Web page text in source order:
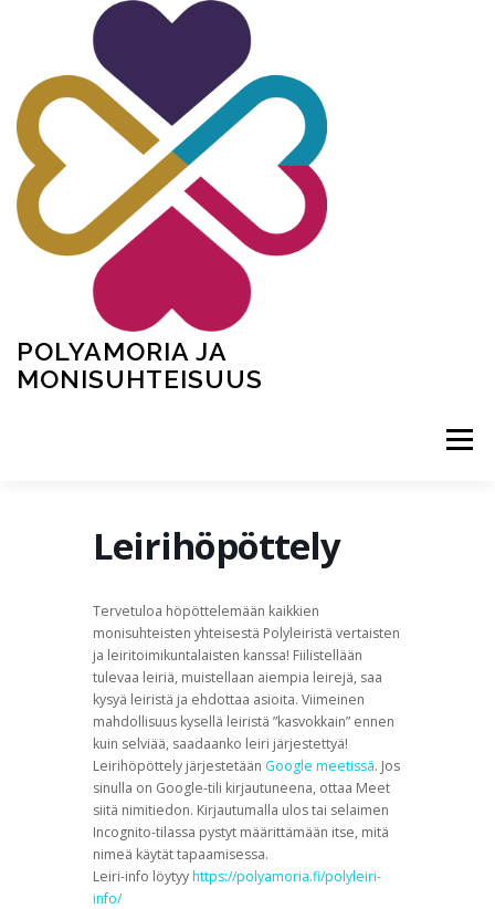
POLYAMORIA JA
MONISUHTEISUUS
Valikko
YHDISTYS KAUPPA YHTEYSTIEDOT
Leirihöpöttely
Tervetuloa höpöttelemään kaikkien
monisuhteisten yhteisestä Polyleiristä vertaisten
ja leiritoimikuntalaisten kanssa! Fiilistellään
tulevaa leiriä, muistellaan aiempia leirejä, saa
kysyä leiristä ja ehdottaa asioita. Viimeinen
mahdollisuus kysellä leiristä ”kasvokkain” ennen
kuin selviää, saadaanko leiri järjestettyä!
Leirihöpöttely järjestetään Google meetissä. Jos
sinulla on Google-tili kirjautuneena, ottaa Meet
siitä nimitiedon. Kirjautumalla ulos tai selaimen
Incognito-tilassa pystyt määrittämään itse, mitä
nimeä käytät tapaamisessa.
Leiri-info löytyyhttps://polyamoria.fi/polyleiri-
info/